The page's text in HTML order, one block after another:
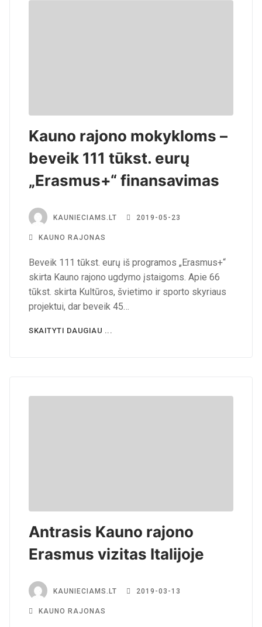
Kauno rajono mokykloms –
beveik 111 tūkst. eurų
„Erasmus+“ finansavimas
KAUNIECIAMS.LT 2019-05-23
KAUNO RAJONAS
Beveik 111 tūkst. eurų iš programos „Erasmus+“
skirta Kauno rajono ugdymo įstaigoms. Apie 66
tūkst. skirta Kultūros, švietimo ir sporto skyriaus
projektui, dar beveik 45…
SKAITYTI DAUGIAU ...
Antrasis Kauno rajono
Erasmus vizitas Italijoje
KAUNIECIAMS.LT 2019-03-13
KAUNO RAJONAS